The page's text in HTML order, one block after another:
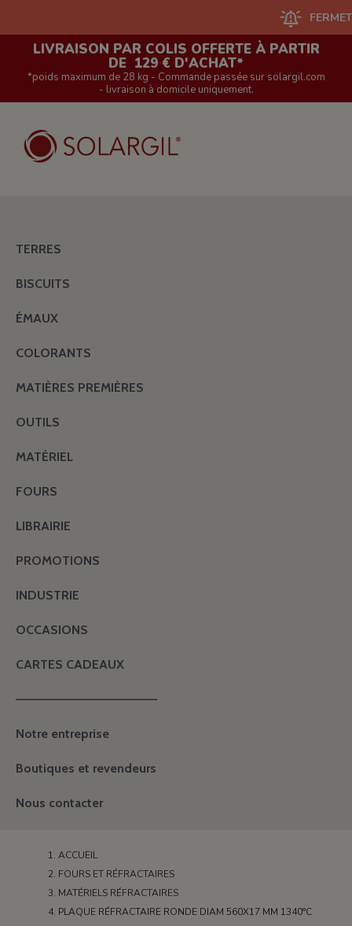
FERMETURE
LIVRAISON PAR COLIS OFFERTE À PARTIR
DE 129 € D'ACHAT*
*poids maximum de 28 kg - Commande passée sur solargil.com
- livraison à domicile uniquement.
TERRES
BISCUITS
ÉMAUX
COLORANTS
MATIÈRES PREMIÈRES
OUTILS
MATÉRIEL
FOURS
LIBRAIRIE
PROMOTIONS
INDUSTRIE
OCCASIONS
CARTES CADEAUX
———————————————
Notre entreprise
Boutiques et revendeurs
Nous contacter
ACCUEIL
FOURS ET RÉFRACTAIRES
MATÉRIELS RÉFRACTAIRES
PLAQUE RÉFRACTAIRE RONDE DIAM 560X17 MM 1340°C